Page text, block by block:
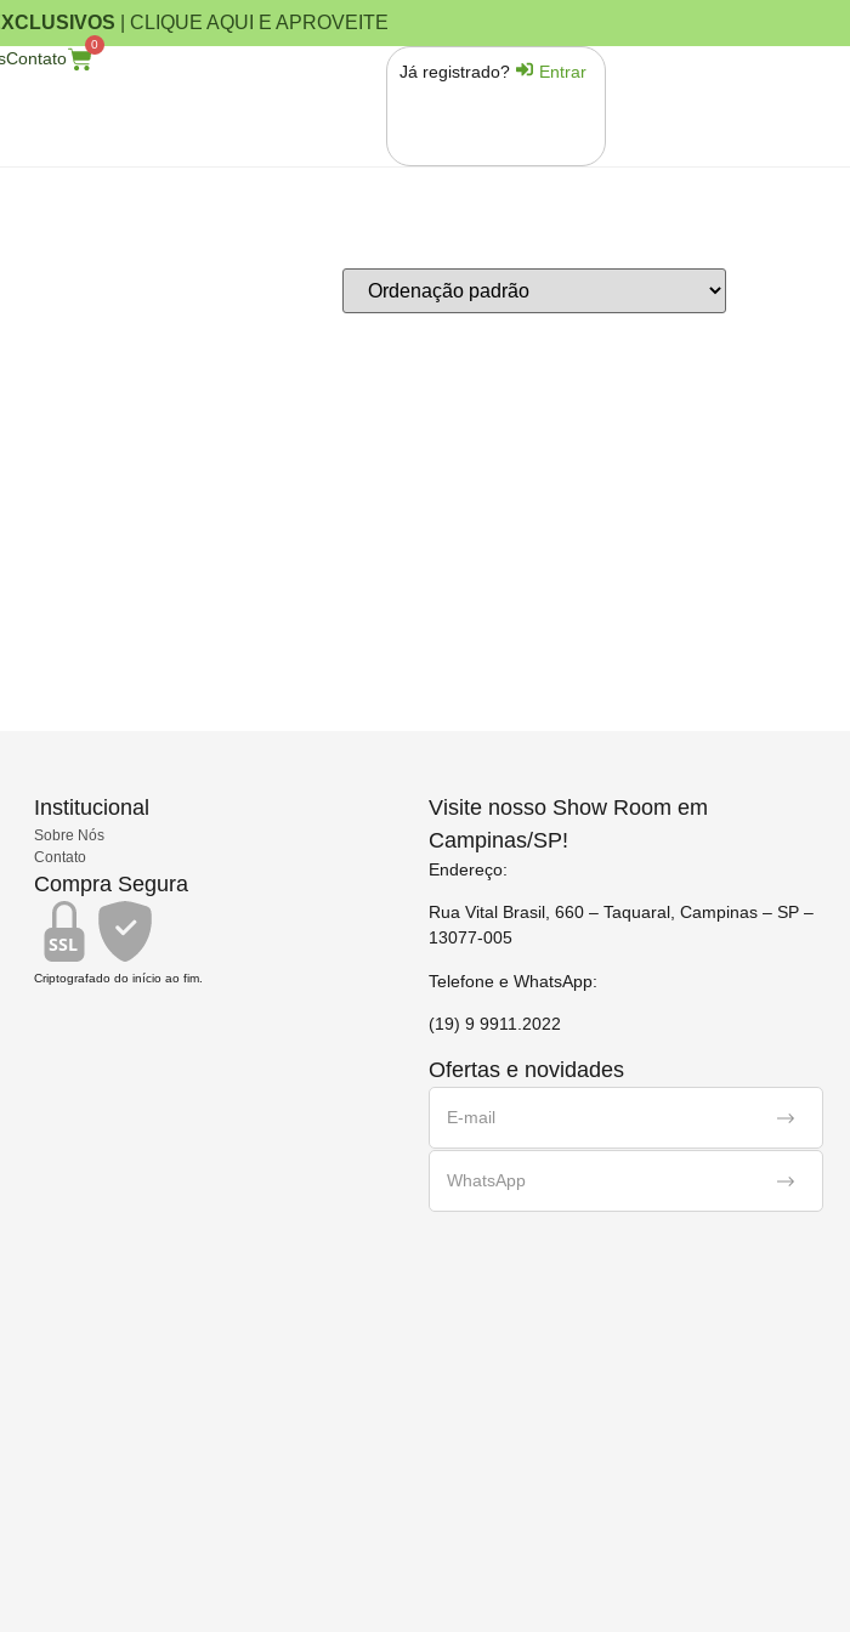
| CLIQUE AQUI E APROVEITE
Contato
0
Já registrado? Entrar
Institucional
Sobre Nós
Contato
Compra Segura
SSL
Criptografado do início ao fim.
Visite nosso Show Room em
Campinas/SP!
Endereço:
Rua Vital Brasil, 660 – Taquaral, Campinas – SP –
13077-005
Telefone e WhatsApp:
(19) 9 9911.2022
Ofertas e novidades